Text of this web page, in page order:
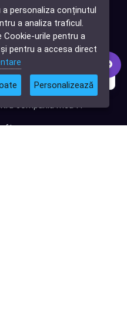
✕
Cauți o aplicație
software?
griji.
compania mea IT
personaliza conținutul
a analiza traficul.
urile pentru a
pentru a accesa direct
Personalizează